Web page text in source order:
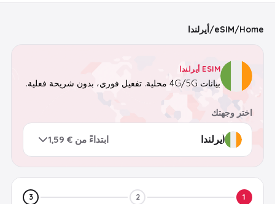
Home
/
eSIM
/أيرلندا
ESIM أيرلندا
بيانات 4G/5G محلية. تفعيل فوري، بدون شريحة فعلية.
اختر وجهتك
ابتداءً من € 1,59
1
2
3